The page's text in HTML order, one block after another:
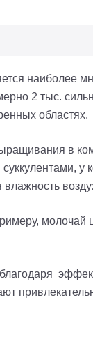
наиболее
2 тыс.
областях.
в
молочай